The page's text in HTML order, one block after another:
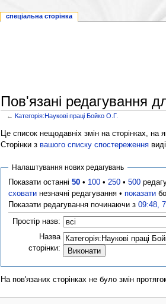
Пов'язані редагування
←Категорія:Наукові праці Бойко О.Г.
Це список нещодавніх змін на сторінках, на
Сторінки з вашого списку спостереження
Налаштування нових редагувань
Показати останні50 • 100 • 250 •500
сховати незначні редагування •показати
Показати редагування починаючи з09:48,
Простір назв:
Назва
сторінки:
На пов'язаних сторінках не було змін
спеціальна сторінка